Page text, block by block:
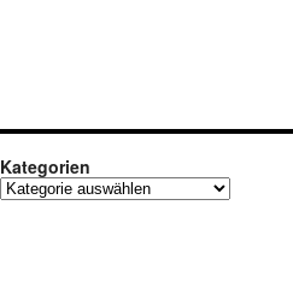
Kategorien
Kategorien